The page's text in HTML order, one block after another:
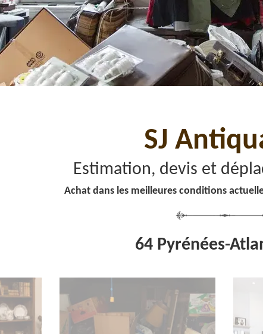
SJ
Estimation, devis et
Achat dans les meilleures conditions
64 Pyrénées-